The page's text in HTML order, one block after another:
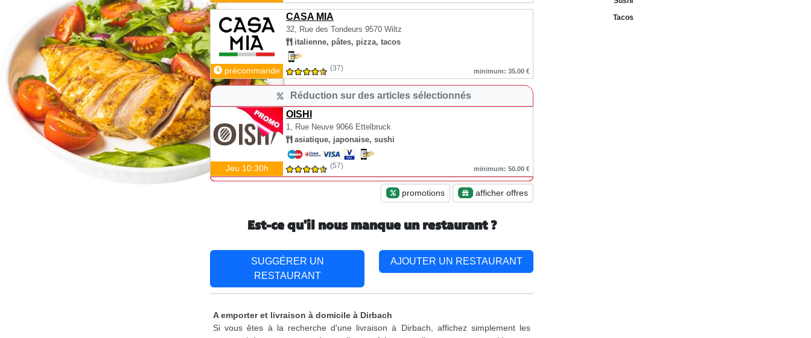
CASA MIA
32, Rue des Tondeurs 9570 Wiltz
italienne, pâtes, pizza, tacos
précommande (37) minimum: 35.00 €
Réduction sur des articles sélectionnés
OISHI
1, Rue Neuve 9066 Ettelbruck
asiatique, japonaise, sushi
Jeu 10:30h (57) minimum: 50.00 €
promotions afficher offres
Tacos
Est-ce qu'il nous manque un restaurant ?
SUGGÉRER UN
RESTAURANT
AJOUTER UN RESTAURANT
A emporter et livraison à domicile à Dirbach
Si vous êtes à la recherche d'une livraison à Dirbach, affichez simplement les